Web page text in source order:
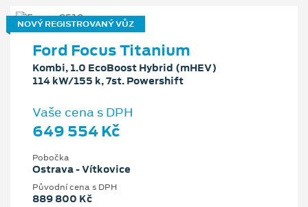
NOVÝ REGISTROVANÝ VŮZ
Ford Focus Titanium
Kombi, 1.0 EcoBoost Hybrid (mHEV)
114 kW/155 k, 7st. Powershift
Vaše cena s DPH
649 554 Kč
Pobočka
Ostrava - Vítkovice
Původní cena s DPH
889 800 Kč